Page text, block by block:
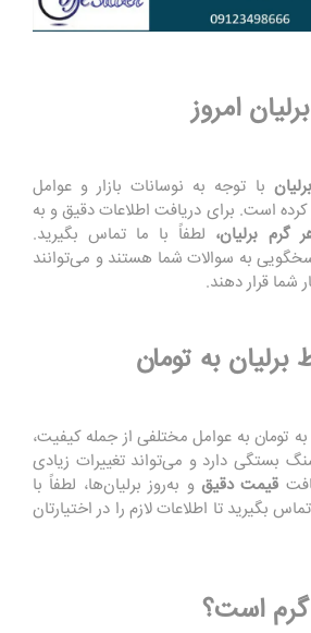
امروز
با توجه به نوسانات بازار و عوامل
است. برای دریافت اطلاعات دقیق و به‌
گرم برلیان، لطفاً با ما تماس بگیرید.
به سوالات شما هستند و می‌توانند
شما قرار دهند.
به تومان
به تومان به عوامل مختلفی از جمله کیفیت،
بستگی دارد و می‌تواند تغییرات زیادی
قیمت دقیق و به‌روز برلیان‌ها، لطفاً با
تماس بگیرید تا اطلاعات لازم را در اختیارتان
است؟